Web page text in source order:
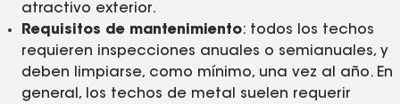
atractivo exterior.
Requisitos de mantenimiento: todos los techos
requieren inspecciones anuales o semianuales, y
deben limpiarse, como mínimo, una vez al año. En
general, los techos de metal suelen requerir